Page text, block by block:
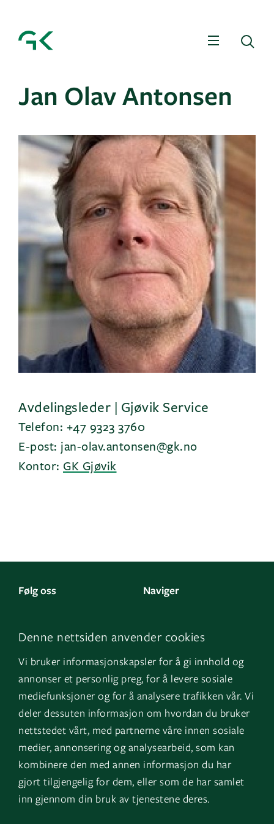
Denne nettsiden anvender cookies
Vi bruker informasjonskapsler for å gi innhold og
annonser et personlig preg, for å levere sosiale
mediefunksjoner og for å analysere trafikken vår. Vi
deler dessuten informasjon om hvordan du bruker
nettstedet vårt, med partnerne våre innen sosiale
medier, annonsering og analysearbeid, som kan
kombinere den med annen informasjon du har
gjort tilgjengelig for dem, eller som de har samlet
inn gjennom din bruk av tjenestene deres.
Meny
Jan Olav Antonsen
Avdelingsleder | Gjøvik Service
Telefon: +47 9323 3760
E-post: jan-olav.antonsen@gk.no
Kontor: GK Gjøvik
Følg oss
Facebook
Instagram
YouTube
Naviger
Om oss
GK Sverige
GK Danmark
Snarveier
Fakturainformasjon
HMS
Logg inn
Mine bygg
EOS